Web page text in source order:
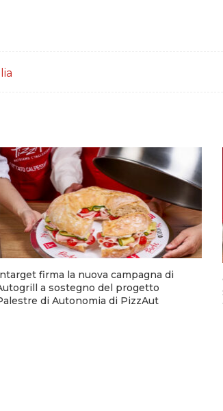
firma la nuova campagna di
a sostegno del progetto
di Autonomia di PizzAut